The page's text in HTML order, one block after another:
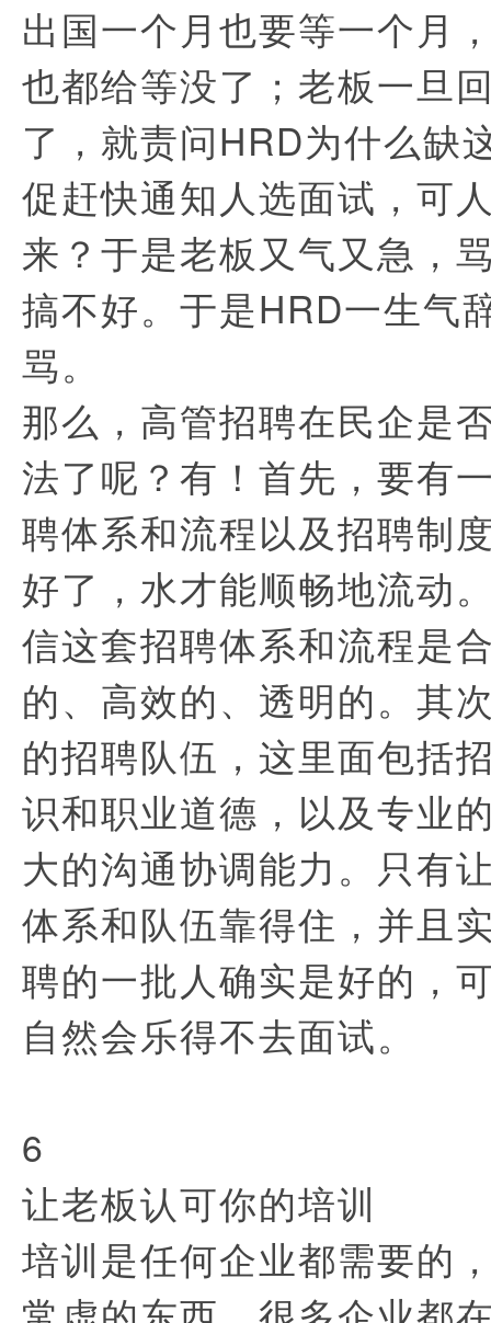
出国一个月也要等一个月
也都给等没了；老板一旦
了，就责问HRD为什么缺
促赶快通知人选面试，可
来？于是老板又气又急，
搞不好。于是HRD一生气
骂。
那么，高管招聘在民企是
法了呢？有！首先，要有
聘体系和流程以及招聘制
好了，水才能顺畅地流动
信这套招聘体系和流程是
的、高效的、透明的。其
的招聘队伍，这里面包括
识和职业道德，以及专业
大的沟通协调能力。只有
体系和队伍靠得住，并且
聘的一批人确实是好的，
自然会乐得不去面试。
6
让老板认可你的培训
培训是任何企业都需要的